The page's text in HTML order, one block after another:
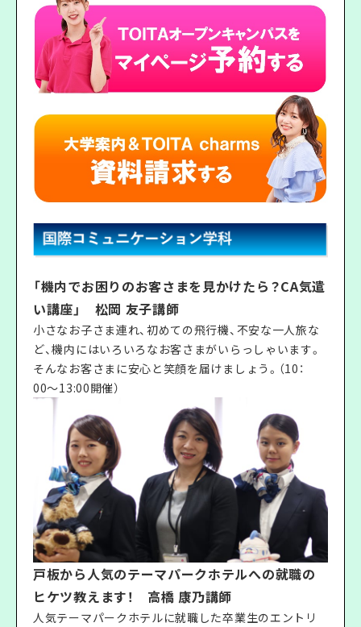
「機内でお困りのお客さまを見かけたら？CA気遣
い講座」 松岡 友子講師
小さなお子さま連れ、初めての飛行機、不安な一人旅な
ど、機内にはいろいろなお客さまがいらっしゃいます。
そんなお客さまに安心と笑顔を届けましょう。（10：
00〜13:00開催）
戸板から人気のテーマパークホテルへの就職の
ヒケツ教えます！ 高橋 康乃講師
人気テーマパークホテルに就職した卒業生のエントリ